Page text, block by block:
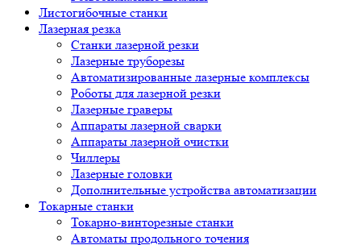
Листогибочные станки
Лазерная резка
Станки лазерной резки
Лазерные труборезы
Автоматизированные лазерные комплексы
Роботы для лазерной резки
Лазерные граверы
Аппараты лазерной сварки
Аппараты лазерной очистки
Чиллеры
Лазерные головки
Дополнительные устройства автоматизации
Токарные станки
Токарно-винторезные станки
Автоматы продольного точения